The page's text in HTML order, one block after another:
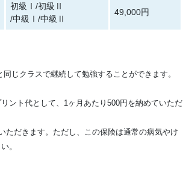
初級Ⅰ/初級Ⅱ
/中級Ⅰ/中級Ⅱ
49,000円
じクラスで継続して勉強することができます。
ント代として、1ヶ月あたり500円を納めていただ
だきます。ただし、この保険は通常の病気やけ
。